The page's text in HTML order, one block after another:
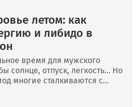
летом: как
и либидо в
время для мужского
солнце, отпуск, легкость… Но
многие сталкиваются с...